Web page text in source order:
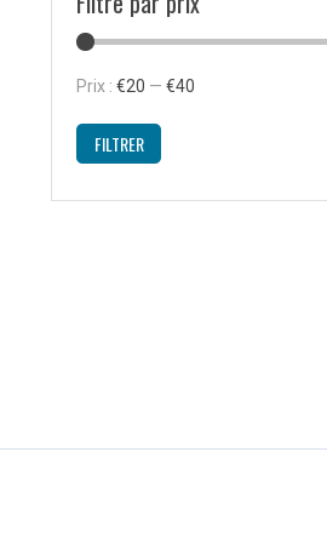
min
max
FILTRER
Prix : €20 — €40